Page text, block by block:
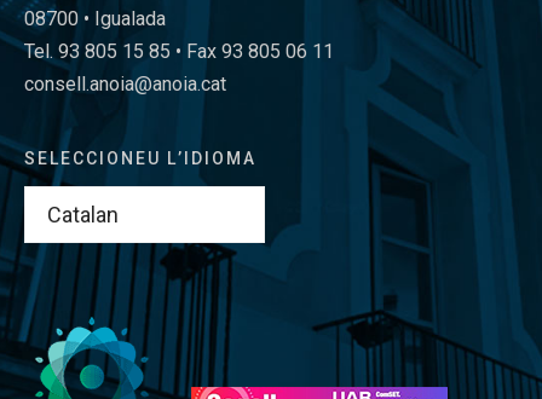
08700 • Igualada
Tel. 93 805 15 85 • Fax 93 805 06 11
consell.anoia@anoia.cat
SELECCIONEU L’IDIOMA